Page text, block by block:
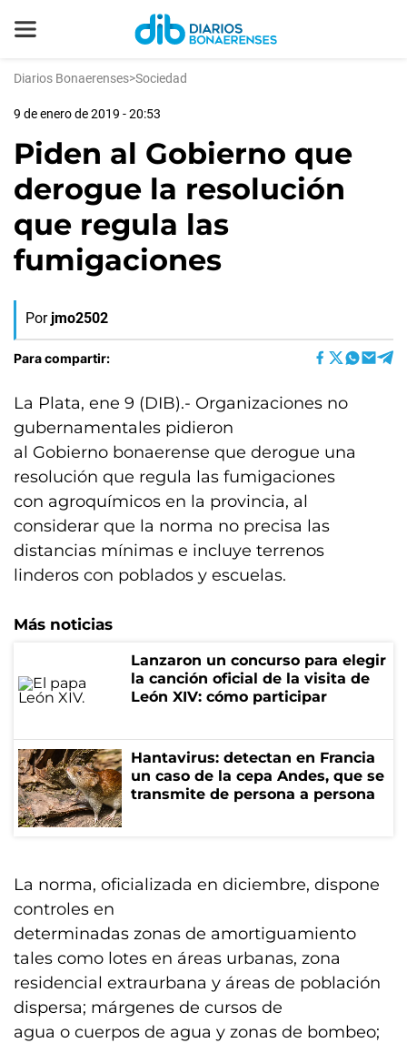
Diarios Bonaerenses>Sociedad
9 de enero de 2019 - 20:53
Piden al Gobierno que
derogue la resolución
que regula las
fumigaciones
Por jmo2502
Para compartir:
La Plata, ene 9 (DIB).- Organizaciones no
gubernamentales pidieron
al Gobierno bonaerense que derogue una
resolución que regula las fumigaciones
con agroquímicos en la provincia, al
considerar que la norma no precisa las
distancias mínimas e incluye terrenos
linderos con poblados y escuelas.
Más noticias
Lanzaron un concurso para elegir
la canción oficial de la visita de
León XIV: cómo participar
Hantavirus: detectan en Francia
un caso de la cepa Andes, que se
transmite de persona a persona
La norma, oficializada en diciembre, dispone
controles en
determinadas zonas de amortiguamiento
tales como lotes en áreas urbanas, zona
residencial extraurbana y áreas de población
dispersa; márgenes de cursos de
agua o cuerpos de agua y zonas de bombeo;